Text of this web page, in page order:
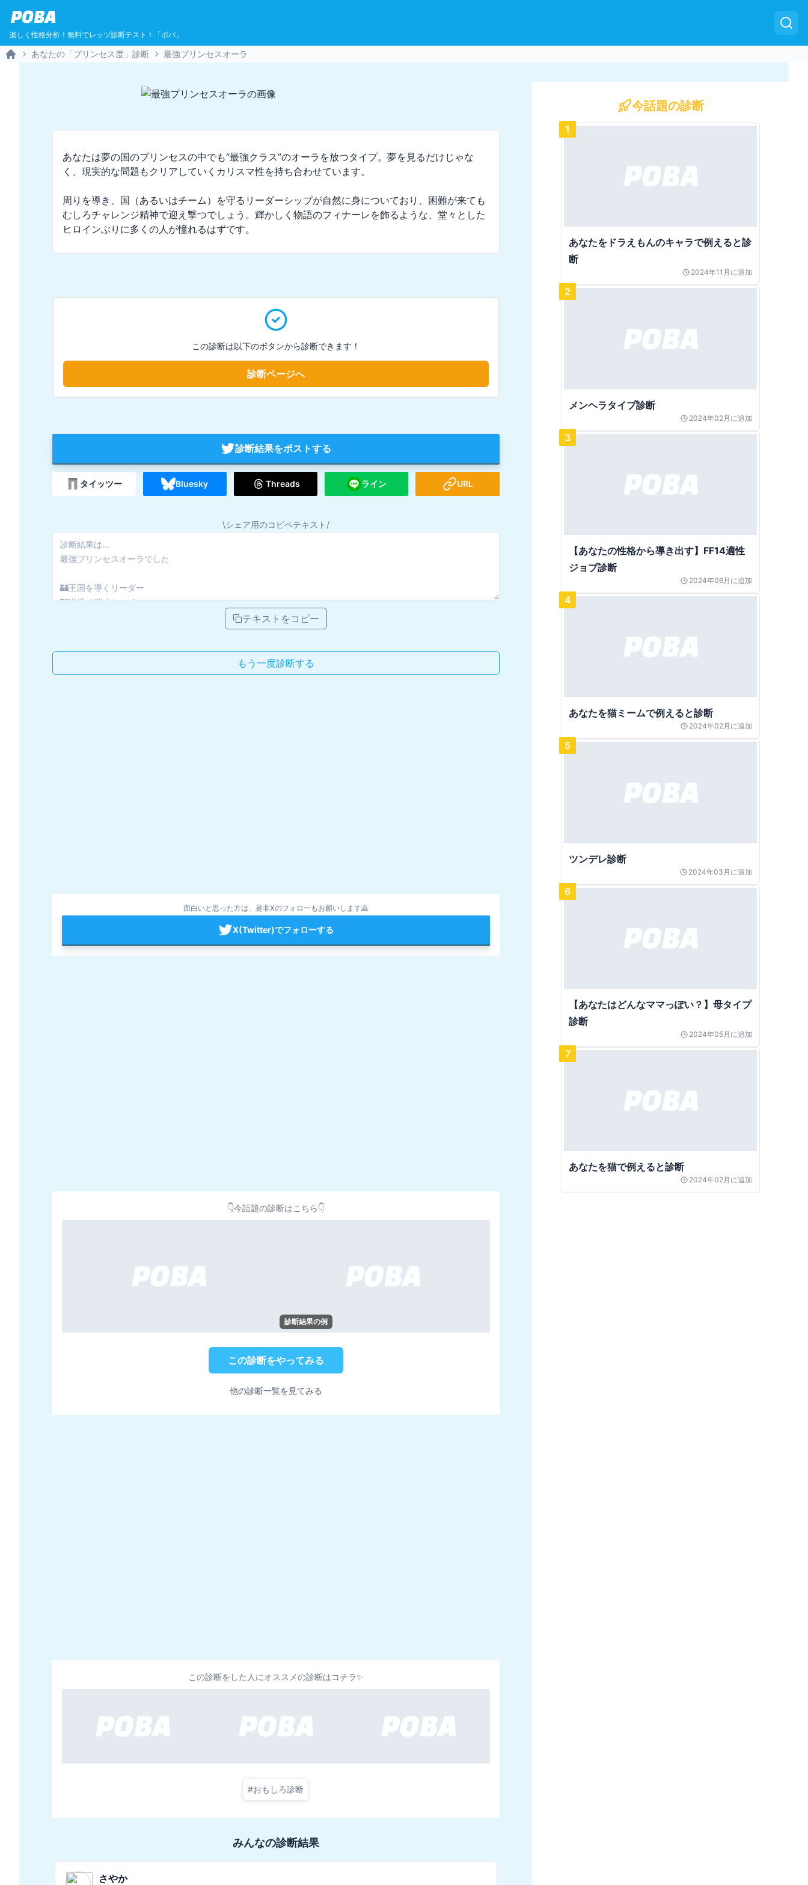
POBA
楽しく性格分析！無料でレッツ診断テスト！「ポバ」
あなたの「プリンセス度」診断 最強プリンセスオーラ
あなたは夢の国のプリンセスの中でも“最強クラス”のオーラを放つタイプ。夢を見るだけじゃな
く、現実的な問題もクリアしていくカリスマ性を持ち合わせています。
周りを導き、国（あるいはチーム）を守るリーダーシップが自然に身についており、困難が来ても
むしろチャレンジ精神で迎え撃つでしょう。輝かしく物語のフィナーレを飾るような、堂々とした
ヒロインぶりに多くの人が憧れるはずです。
この診断は以下のボタンから診断できます！
診断ページへ
診断結果をポストする
タイッツー Bluesky Threads ライン URL
\シェア用のコピペテキスト/
テキストをコピー
もう一度診断する
面白いと思った方は、是非Xのフォローもお願いします🙇
X(Twitter)でフォローする
👇今話題の診断はこちら👇
診断結果の例
この診断をやってみる
他の診断一覧を見てみる
この診断をした人にオススメの診断はコチラ✨
#おもしろ診断
みんなの診断結果
たくみ💻
今話題の診断
1
あなたをドラえもんのキャラで例えると診
断
2024年11月 に追加
2
メンヘラタイプ診断
2024年02月 に追加
3
【あなたの性格から導き出す】FF14適性
ジョブ診断
2024年06月 に追加
4
あなたを猫ミームで例えると診断
2024年02月 に追加
5
ツンデレ診断
2024年03月 に追加
6
【あなたはどんなママっぽい？】母タイプ
診断
2024年05月 に追加
7
あなたを猫で例えると診断
2024年02月 に追加